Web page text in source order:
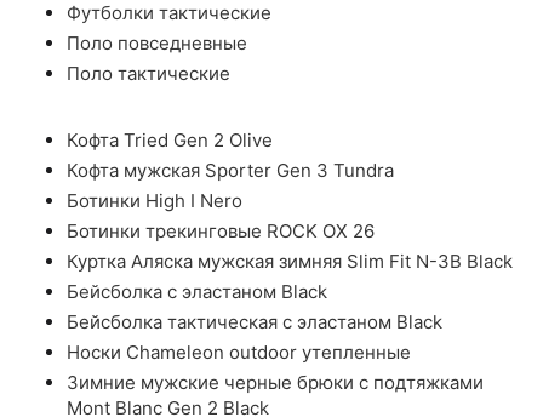
Футболки тактические
Поло повседневные
Поло тактические
Кофта Tried Gen 2 Olive
Кофта мужская Sporter Gen 3 Tundra
Ботинки High I Nero
Ботинки трекинговые ROCK OX 26
Куртка Аляска мужская зимняя Slim Fit N-3B Black
Бейсболка с эластаном Black
Бейсболка тактическая с эластаном Black
Носки Chameleon outdoor утепленные
Зимние мужские черные брюки с подтяжками
Mont Blanc Gen 2 Black